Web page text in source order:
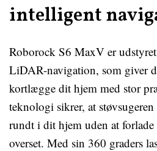
intelligent
Roborock S6 MaxV er
LiDAR-navigation, som giver
kortlægge dit hjem med stor
teknologi sikrer, at
rundt i dit hjem uden at
overset. Med sin 360 graders